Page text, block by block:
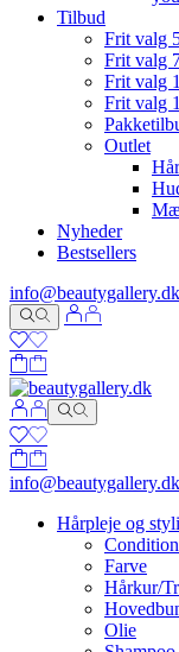
Tilbud
Frit valg
Frit valg
Frit valg
Frit valg
Outlet
Nyheder
Bestsellers
info@beautygallery.dk
info@beautygallery.dk
Hårpleje og
Farve
Hårkur/
Olie